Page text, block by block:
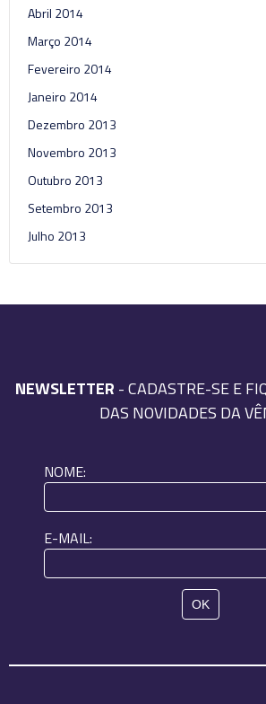
Abril 2014
Março 2014
Fevereiro 2014
Janeiro 2014
Dezembro 2013
Novembro 2013
Outubro 2013
Setembro 2013
Julho 2013
NEWSLETTER - CADASTRE-SE E
DAS NOVIDADES DA
NOME:
E-MAIL: